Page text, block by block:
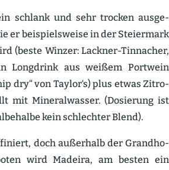
schlank und sehr trocken ausge­
er beispiels­weise in der Steiermark
(beste Winzer: Lackner-Tinnacher,
Longdrink aus weißem Portwein
dry“ von Taylor‘s) plus etwas Zitro­
mit Mineral­wasser. (Dosierung ist
kein schlechter Blend).
doch außerhalb der Grand­ho­
wird Madeira, am besten ein